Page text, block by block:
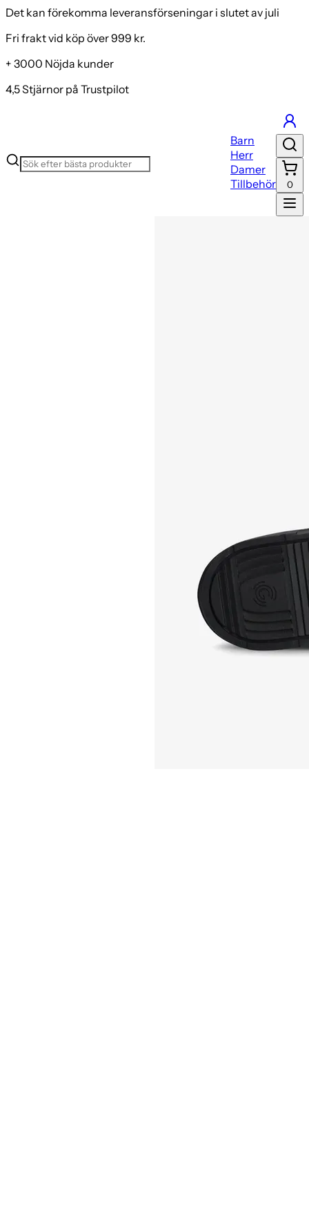
Det kan förekomma leveransförseningar i slutet av juli
Fri frakt vid köp över 999 kr.
+ 3000 Nöjda kunder
4,5 Stjärnor på Trustpilot
Barn
Herr
Damer
Tillbehör
0